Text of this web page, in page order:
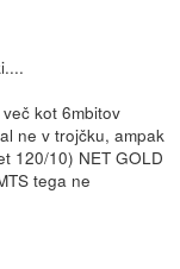
kot 6mbitov
ne v trojčku, ampak
120/10) NET GOLD
tega ne